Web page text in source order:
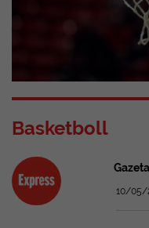
Basketboll
10/05/